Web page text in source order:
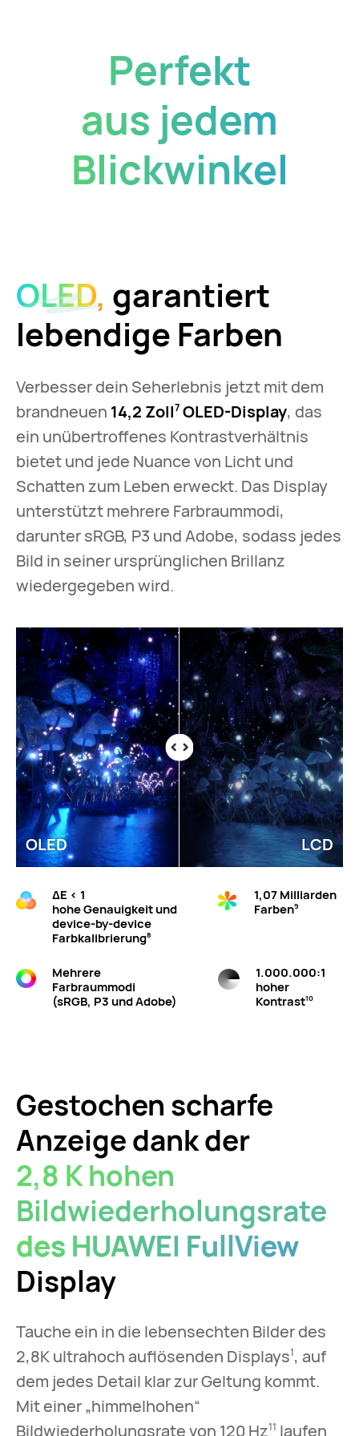
Perfekt
aus jedem
Blickwinkel
OLED, garantiert
lebendige Farben
Verbesser dein Seherlebnis jetzt mit dem
brandneuen 14,2 Zoll7OLED-Display, das
ein unübertroffenes Kontrastverhältnis
bietet und jede Nuance von Licht und
Schatten zum Leben erweckt. Das Display
unterstützt mehrere Farbraummodi,
darunter sRGB, P3 und Adobe, sodass jedes
Bild in seiner ursprünglichen Brillanz
wiedergegeben wird.
LCD
OLED
ΔE < 1
hohe Genauigkeit und
device-by-device
Farbkalibrierung8
1,07 Milliarden
Farben9
Mehrere
Farbraummodi
(sRGB, P3 und Adobe)
1.000.000:1
hoher
Kontrast10
Gestochen scharfe
Anzeige dank der
2,8 K hohen
Bildwiederholungsrate
des HUAWEI FullView
Display
Tauche ein in die lebensechten Bilder des
2,8K ultrahoch auflösenden Displays1, auf
dem jedes Detail klar zur Geltung kommt.
Mit einer „himmelhohen“
Bildwiederholungsrate von 120 Hz11 laufen